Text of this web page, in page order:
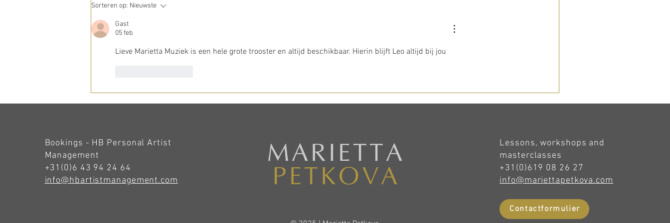
Een Luister 10 voor de
Rachmaninoff met het Noord
Nederlands Orkest
Sorteren op: Nieuwste
Gast
05 feb
Lieve Marietta Muziek is een hele grote trooster en altijd beschikbaar. Hierin blijft Leo altijd bij jou
Bookings - HB Personal Artist
Management
+31(0)6 43 94 24 64
info@hbartistmanagement.com
MARIETTA
PETKOVA
Lessons, workshops and
masterclasses
+31(0)619 08 26 27
info@mariettapetkova.com
Contactformulier